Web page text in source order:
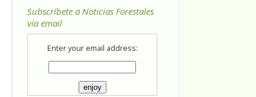
Subscríbete a Noticias Forestales
vía email
Enter your email address: